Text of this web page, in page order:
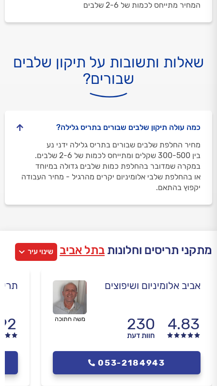
המחיר מתייחס לכמות של 2-6 שלבים
שאלות ותשובות על תיקון שלבים
שבורים?
כמה עולה תיקון שלבים שבורים בתריס גלילה?
מחיר החלפת שלבים שבורים בתריס גלילה ידני נע
בין 300-500 שקלים ומתייחס לכמות של 2-6 שלבים.
במקרה שמדובר בהחלפת כמות שלבים גדולה במיוחד
או בהחלפת שלבי אלומיניום יקרים מהרגיל - מחיר העבודה
יקפוץ בהתאם.
מתקני תריסים וחלונות בתל אביב שינוי עיר
אביב אלומיניום ושיפוצים
4.83
230
חוות דעת
משה חתוכה
053-2184943